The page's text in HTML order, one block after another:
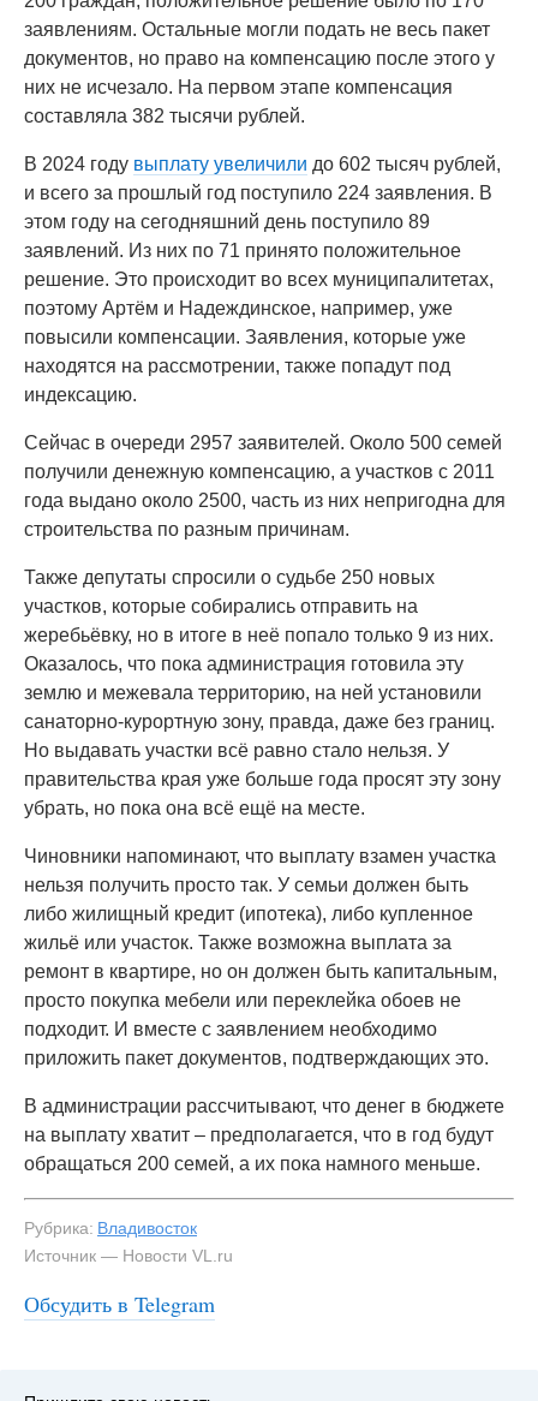
заявлениям. Остальные могли подать не весь пакет
документов, но право на компенсацию после этого у
них не исчезало. На первом этапе компенсация
составляла 382 тысячи рублей.
В 2024 году выплату увеличили до 602 тысяч рублей,
и всего за прошлый год поступило 224 заявления. В
этом году на сегодняшний день поступило 89
заявлений. Из них по 71 принято положительное
решение. Это происходит во всех муниципалитетах,
поэтому Артём и Надеждинское, например, уже
повысили компенсации. Заявления, которые уже
находятся на рассмотрении, также попадут под
индексацию.
Сейчас в очереди 2957 заявителей. Около 500 семей
получили денежную компенсацию, а участков с 2011
года выдано около 2500, часть из них непригодна для
строительства по разным причинам.
Также депутаты спросили о судьбе 250 новых
участков, которые собирались отправить на
жеребьёвку, но в итоге в неё попало только 9 из них.
Оказалось, что пока администрация готовила эту
землю и межевала территорию, на ней установили
санаторно-курортную зону, правда, даже без границ.
Но выдавать участки всё равно стало нельзя. У
правительства края уже больше года просят эту зону
убрать, но пока она всё ещё на месте.
Чиновники напоминают, что выплату взамен участка
нельзя получить просто так. У семьи должен быть
либо жилищный кредит (ипотека), либо купленное
жильё или участок. Также возможна выплата за
ремонт в квартире, но он должен быть капитальным,
просто покупка мебели или переклейка обоев не
подходит. И вместе с заявлением необходимо
приложить пакет документов, подтверждающих это.
В администрации рассчитывают, что денег в бюджете
на выплату хватит – предполагается, что в год будут
обращаться 200 семей, а их пока намного меньше.
Рубрика: Владивосток
Источник — Новости VL.ru
Обсудить в Telegram
#3